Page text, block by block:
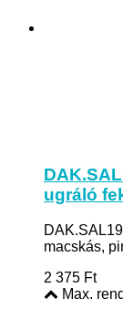
ugráló
macskás,
2 375 Ft
Max.